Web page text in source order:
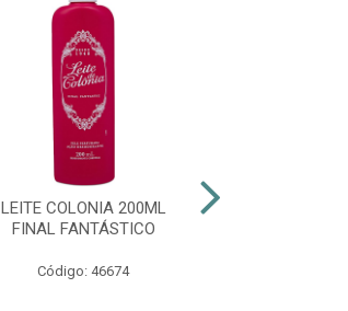
LEITE COLONIA 200ML
FINAL FANTÁSTICO
Código: 46674